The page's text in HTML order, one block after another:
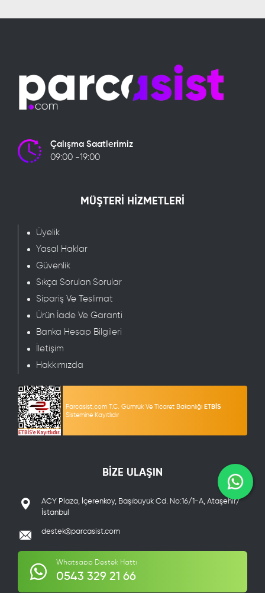
Çalışma Saatlerimiz
09:00 -19:00
MÜŞTERİ HİZMETLERİ
Üyelik
Yasal Haklar
Güvenlik
Sıkça Sorulan Sorular
Sipariş Ve Teslimat
Ürün İade Ve Garanti
Banka Hesap Bilgileri
İletişim
Hakkımızda
Parcasist.com T.C. Gümrük Ve Ticaret Bakanlığı ETBİS
Sistemine Kayıtlıdır
BİZE ULAŞIN
ACY Plaza, İçerenköy, Başıbüyük Cd. No:16/1-A, Ataşehir/
İstanbul
destek@parcasist.com
Whatsapp Destek Hattı
0543 329 21 66